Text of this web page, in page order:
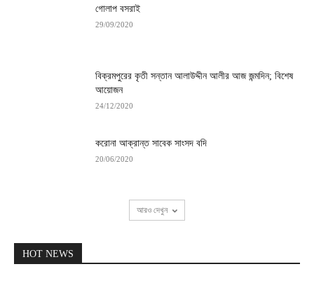
গোলাপ বসরাই
29/09/2020
বিক্রমপুরের কৃতী সন্তান আলাউদ্দীন আলীর আজ জন্মদিন; বিশেষ
আয়োজন
24/12/2020
করোনা আক্রান্ত সাবেক সাংসদ বদি
20/06/2020
আরও দেখুন
HOT NEWS